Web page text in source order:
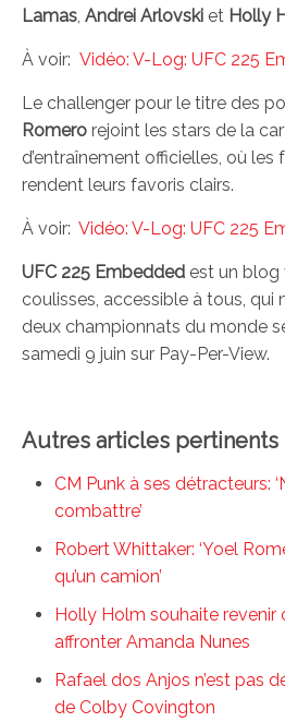
Lamas Andrei Arlovski et Holly
À voir: Vidéo: V-Log: UFC 225
Le challenger pour le titre des
Romero rejoint les stars de la
d’entraînement officielles, où les
rendent leurs favoris clairs.
À voir: Vidéo: V-Log: UFC 225
UFC 225 Embedded est un blog
coulisses, accessible à tous, qui
deux championnats du monde
samedi 9 juin sur Pay-Per-View.
Autres articles pertinents
CM Punk à ses détracteurs:
combattre’
Robert Whittaker: ‘Yoel
qu’un camion’
Holly Holm souhaite
affronter Amanda Nunes
Rafael dos Anjos n’est pas
de Colby Covington